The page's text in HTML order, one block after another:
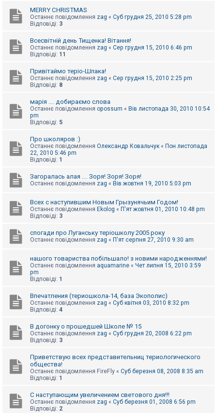
MERRY CHRISTMAS
Останнє повідомлення zag « Суб грудня 25, 2010 5:28 pm
Відповіді: 3
Всесвітній день Тищенка! Вітання!
Останнє повідомлення zag « Сер грудня 15, 2010 6:46 pm
Відповіді: 11
Привітаймо теріо-Шпака!
Останнє повідомлення zag « Сер грудня 15, 2010 2:25 pm
Відповіді: 8
марія .... добираємо слова
Останнє повідомлення opossum « Вів листопада 30, 2010 10:54
pm
Відповіді: 5
Про школяров :)
Останнє повідомлення Олександр Ковальчук « Пон листопада
22, 2010 5:46 pm
Відповіді: 1
Загоралась алая .... Зоря! Зоря! Зоря!
Останнє повідомлення zag « Вів жовтня 19, 2010 5:03 pm
Всех с наступившим Новым Грызунячьим Годом!
Останнє повідомлення Ekolog « П'ят жовтня 01, 2010 10:48 pm
Відповіді: 3
спогади про Луганську теріошколу 2005 року
Останнє повідомлення zag « П'ят серпня 27, 2010 9:30 am
нашого товариства побільшало! з новими народженнями!
Останнє повідомлення aquamarine « Чет липня 15, 2010 3:59
pm
Відповіді: 1
Впечатления (териошкола-14, база Экополис)
Останнє повідомлення zag « Суб квітня 03, 2010 8:32 pm
Відповіді: 4
В догонку о прошедшей Школе № 15
Останнє повідомлення zag « Суб грудня 20, 2008 6:22 pm
Відповіді: 3
Приветствую всех представительниц териологического
общества!
Останнє повідомлення FireFly « Суб березня 08, 2008 8:35 am
Відповіді: 1
С наступающим увеличением светового дня!!!
Останнє повідомлення zag « Суб березня 01, 2008 6:56 pm
Відповіді: 2